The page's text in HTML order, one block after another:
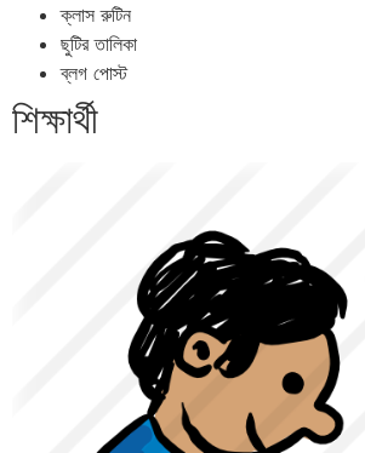
ক্লাস রুটিন
ছুটির তালিকা
ব্লগ পোস্ট
শিক্ষার্থী